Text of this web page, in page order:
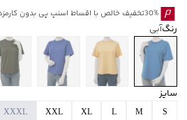
30%تخفیف خالص با اقساط اسنپ پی بدون کارمزد
رنگآبی
سایز
S
M
L
XL
XXL
XXXL